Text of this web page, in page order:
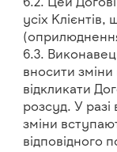
6.2. Цей
усіх
6.3.
вносити
відкликати
розсуд. У разі
зміни
відповідного